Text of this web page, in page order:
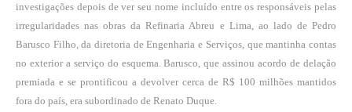
investigações depois de ver seu nome incluído entre os responsáveis pelas
irregularidades nas obras da Refinaria Abreu e Lima, ao lado de Pedro
Barusco Filho, da diretoria de Engenharia e Serviços, que mantinha contas
no exterior a serviço do esquema. Barusco, que assinou acordo de delação
premiada e se prontificou a devolver cerca de R$ 100 milhões mantidos
fora do país, era subordinado de Renato Duque.